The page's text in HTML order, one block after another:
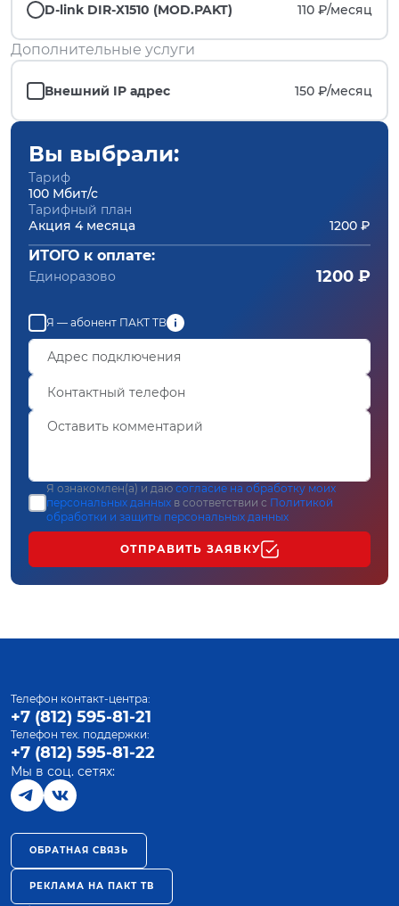
D-link DIR-X1510 (MOD.PAKT) 110 ₽/месяц
Дополнительные услуги
Внешний IP адрес 150 ₽/месяц
Вы выбрали:
Тариф
100 Мбит/с
Тарифный план
Акция 4 месяца
1200 ₽
ИТОГО к оплате:
Единоразово 1200 ₽
Я — абонент ПАКТ ТВ
Я ознакомлен(а) и даю согласие на обработку моих
персональных данных в соответствии с Политикой
обработки и защиты персональных данных
ОТПРАВИТЬ ЗАЯВКУ
Телефон контакт-центра:
+7 (812) 595-81-21
Телефон тех. поддержки:
+7 (812) 595-81-22
Мы в соц. сетях:
ОБРАТНАЯ СВЯЗЬ
РЕКЛАМА НА ПАКТ ТВ